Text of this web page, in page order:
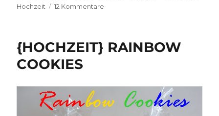
am
Hochzeit
12 Kommentare
Regenbogen
ready
{HOCHZEIT} RAINBOW
COOKIES